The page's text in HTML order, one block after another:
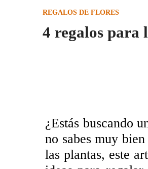
REGALOS DE FLORES
4 regalos para
¿Estás buscando
no sabes muy
las plantas, este